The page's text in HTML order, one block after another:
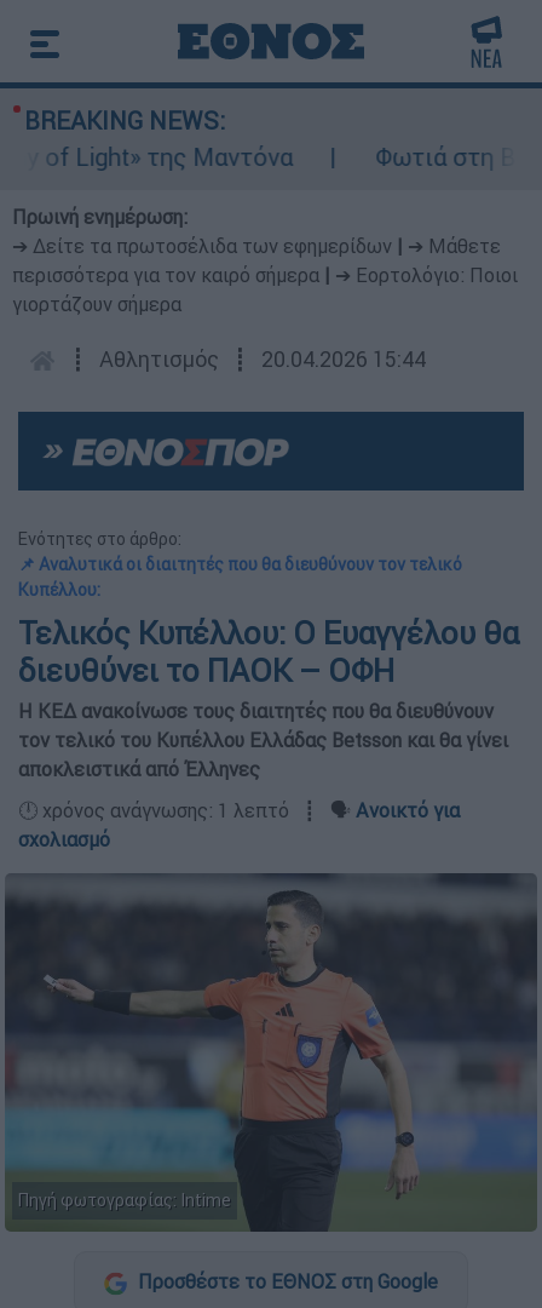
BREAKING NEWS:
of Light» της Μαντόνα
Φωτιά στη
Πρωινή ενημέρωση:
➔ Δείτε τα πρωτοσέλιδα των εφημερίδων
➔ Μάθετε
περισσότερα για τον καιρό σήμερα
➔ Εορτολόγιο: Ποιοι
γιορτάζουν σήμερα
┋ Αθλητισμός ┋ 20.04.2026 15:44
Ενότητες στο άρθρο:
📌 Αναλυτικά οι διαιτητές που θα διευθύνουν τον τελικό
Κυπέλλου:
Τελικός Κυπέλλου: Ο Ευαγγέλου θα
διευθύνει το ΠΑΟΚ – ΟΦΗ
Η ΚΕΔ ανακοίνωσε τους διαιτητές που θα διευθύνουν
τον τελικό του Κυπέλλου Ελλάδας Betsson και θα γίνει
αποκλειστικά από Έλληνες
🕛 χρόνος ανάγνωσης: 1 λεπτό ┋ 🗣️ Ανοικτό για
σχολιασμό
Πηγή φωτογραφίας: Intime
Προσθέστε το ΕΘΝΟΣ στη Google